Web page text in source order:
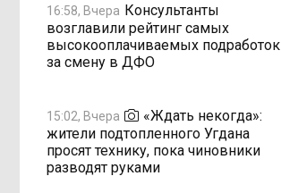
16:58, Вчера Консультанты
возглавили рейтинг самых
высокооплачиваемых подработок
за смену в ДФО
15:02, Вчера
«Ждать некогда»:
жители подтопленного Угдана
просят технику, пока чиновники
разводят руками